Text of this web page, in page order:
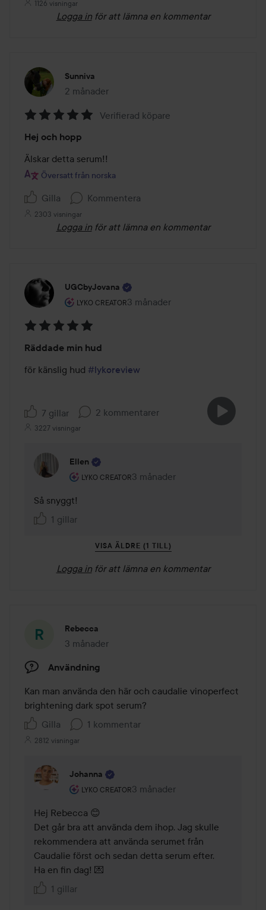
1126 visningar
Logga in för att lämna en kommentar
Sunniva
2 månader
Inlägget skapades 2 månader
5
av
5
Verifierad köpare
Hej och hopp
Älskar detta serum!!
Översatt från norska
Gilla Kommentera
2303 visningar
Logga in för att lämna en kommentar
UGCbyJovana
LYKO CREATOR
Användarens roll: Lyko Creator.
3 månader
Inlägget skapades 3 månader
5
av
Räddade min hud
för känslig hud #lykoreview
7 gillar 2 kommentarer
3227 visningar
Ellen
LYKO CREATOR
Användarens roll: Lyko Creator.
3 månader
Kommentaren lades 3 månader
Så snyggt!
1 gillar
VISA ÄLDRE (1 TILL)
Logga in för att lämna en kommentar
Rebecca
3 månader
Inlägget skapades 3 månader
Användning
Kan man använda den här och caudalie vinoperfect
brightening dark spot serum?
Gilla
1 kommentar
2812 visningar
Johanna
LYKO CREATOR
Användarens roll: Lyko Creator.
3 månader
Kommentaren lades 3 månader
Hej Rebecca 😊
Det går bra att använda dem ihop. Jag skulle
rekommendera att använda serumet från
Caudalie först och sedan detta serum efter.
Ha en fin dag! 💌
1 gillar